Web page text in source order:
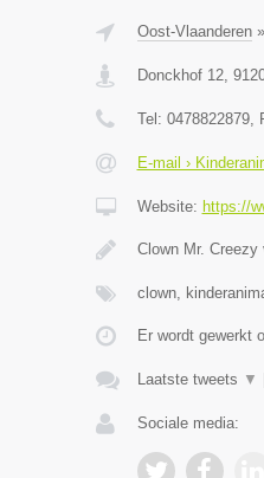
Oost-Vlaanderen»
Donckhof 12,
Tel: 0478822879,
E-mail ›
Website: https://
Clown Mr.
clown,
Er wordt gewerkt
Laatste tweets ▼
Sociale media: